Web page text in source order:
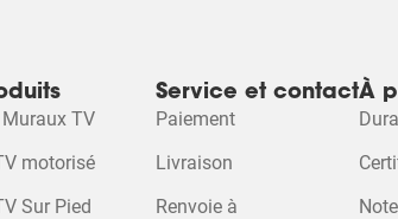
TV
motorisé
Sur Pied
Service et contact
Paiement
Livraison
Renvoie à
À